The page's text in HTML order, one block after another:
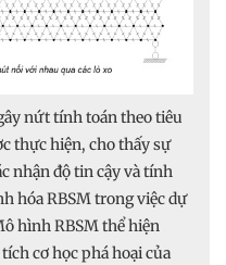
nứt tính toán theo tiêu
thực hiện, cho thấy sự
nhận độ tin cậy và tính
hóa RBSM trong việc dự
hình RBSM thể hiện
cơ học phá hoại của